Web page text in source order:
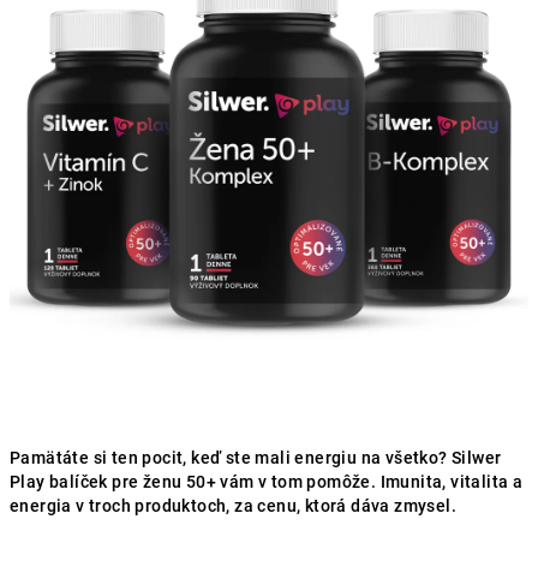
Pamätáte si ten pocit, keď ste mali energiu na všetko? Silwer
Play balíček pre ženu 50+ vám v tom pomôže. Imunita, vitalita a
energia v troch produktoch, za cenu, ktorá dáva zmysel.
hviezdičiek.